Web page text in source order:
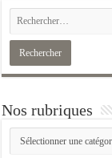
Nos rubriques
Nos
rubriques